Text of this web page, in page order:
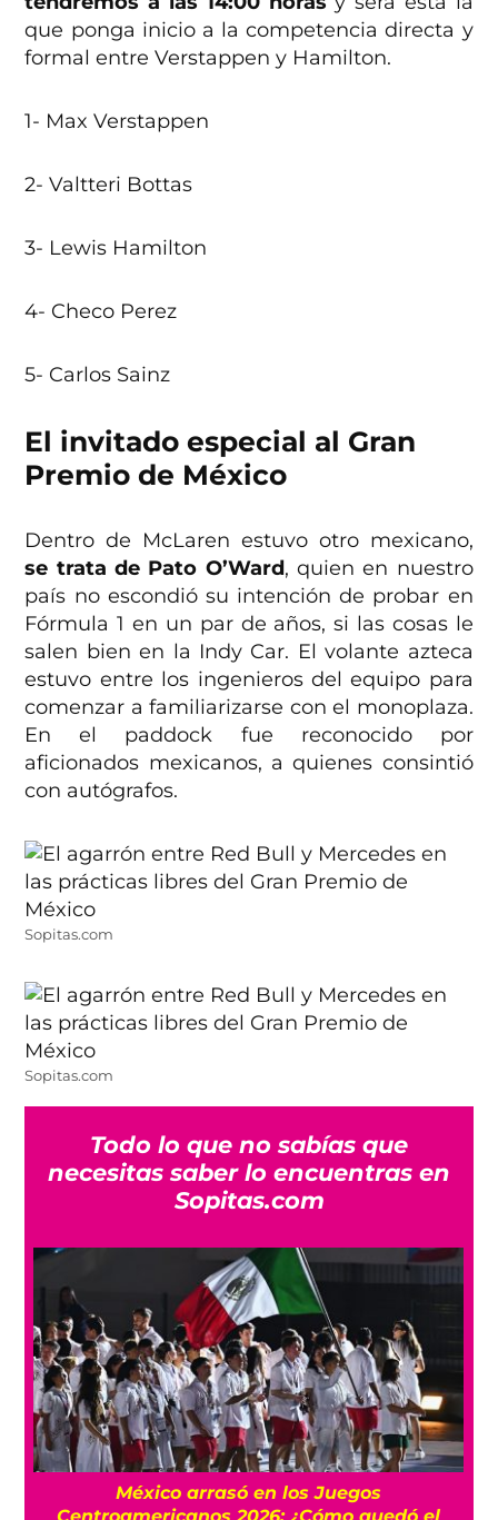
que ponga inicio a la competencia directa y
formal entre Verstappen y Hamilton.
1- Max Verstappen
2- Valtteri Bottas
3- Lewis Hamilton
4- Checo Perez
5- Carlos Sainz
El invitado especial al Gran
Premio de México
Dentro de McLaren estuvo otro mexicano,
se trata de Pato O’Ward, quien en nuestro
país no escondió su intención de probar en
Fórmula 1 en un par de años, si las cosas le
salen bien en la Indy Car. El volante azteca
estuvo entre los ingenieros del equipo para
comenzar a familiarizarse con el monoplaza.
En el paddock fue reconocido por
aficionados mexicanos, a quienes consintió
con autógrafos.
Sopitas.com
Sopitas.com
Todo lo que no sabías que
necesitas saber lo encuentras en
Sopitas.com
México arrasó en los Juegos
Centroamericanos 2026: ¿Cómo quedó el